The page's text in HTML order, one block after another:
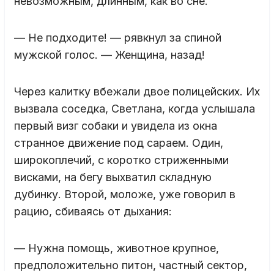
— Не подходите! — рявкнул за спиной
мужской голос. — Женщина, назад!
Через калитку вбежали двое полицейских. Их
вызвала соседка, Светлана, когда услышала
первый визг собаки и увидела из окна
странное движение под сараем. Один,
широкоплечий, с коротко стриженными
висками, на бегу выхватил складную
дубинку. Второй, моложе, уже говорил в
рацию, сбиваясь от дыхания:
— Нужна помощь, животное крупное,
предположительно питон, частный сектор,